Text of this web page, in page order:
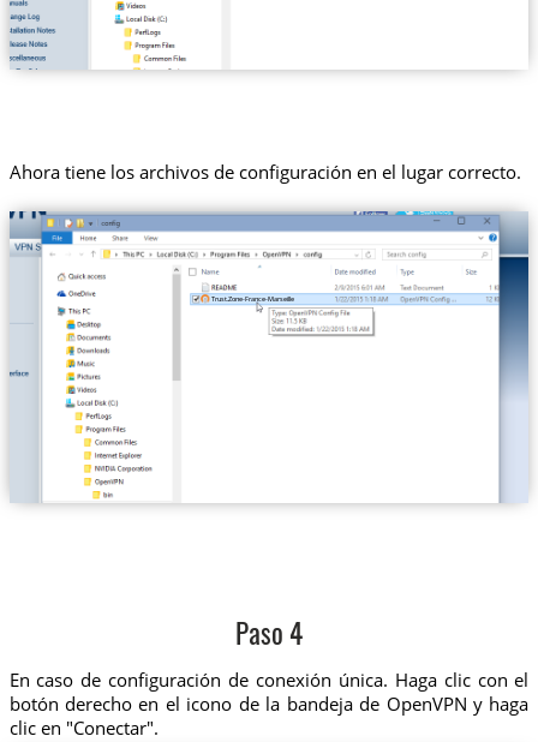
Ahora tiene los archivos de configuración en el lugar correcto.
Trust.Zone-France-Marseille
Paso 4
En caso de configuración de conexión única. Haga clic con el
botón derecho en el icono de la bandeja de OpenVPN y haga
clic en "Conectar".